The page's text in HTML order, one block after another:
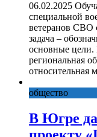
06.02.2025
специальной
ветеранов СВО
задача –
основные цели.
региональная
относительная
общество
В Югре